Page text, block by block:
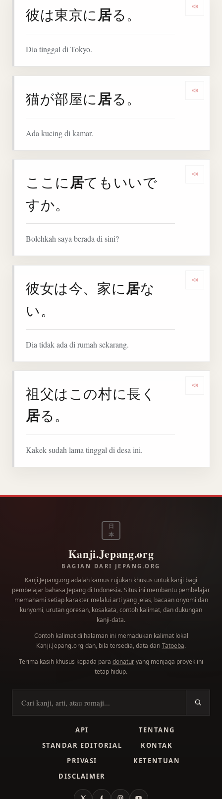
彼は東京に居る。
Dia tinggal di Tokyo.
猫が部屋に居る。
Ada kucing di kamar.
ここに居てもいいで
すか。
Bolehkah saya berada di sini?
彼女は今、家に居な
い。
Dia tidak ada di rumah sekarang.
祖父はこの村に長く
居る。
Kakek sudah lama tinggal di desa ini.
日
本
Kanji.Jepang.org
BAGIAN DARI JEPANG.ORG
Kanji.Jepang.org adalah kamus rujukan khusus untuk kanji bagi
pembelajar bahasa Jepang di Indonesia. Situs ini membantu pembelajar
memahami setiap karakter melalui arti yang jelas, bacaan onyomi dan
kunyomi, urutan goresan, kosakata, contoh kalimat, dan dukungan
kanji-data.
Contoh kalimat di halaman ini memadukan kalimat lokal
Kanji.Jepang.org dan, bila tersedia, data dari Tatoeba.
Terima kasih khusus kepada para donaturyang menjaga proyek ini
tetap hidup.
Cari kanji
API
TENTANG
STANDAR EDITORIAL
KONTAK
PRIVASI
KETENTUAN
DISCLAIMER